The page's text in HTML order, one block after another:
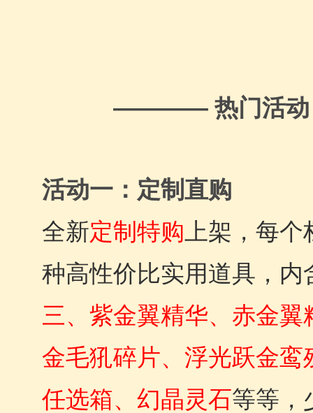
———— 热门活
活动一：定制直购
全新定制特购 上架，每
种高性价比实用道具，内
三、紫金翼精华、赤金翼
金毛犼碎片、浮光跃金鸾
任选箱、幻晶灵石等等，